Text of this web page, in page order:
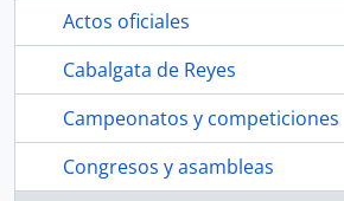
Actos oficiales
Cabalgata de Reyes
Campeonatos y competiciones
Congresos y asambleas